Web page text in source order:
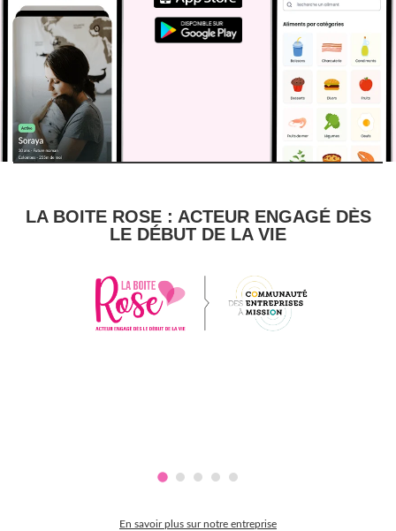
LA BOITE ROSE : ACTEUR ENGAGÉ DÈS
LE DÉBUT DE LA VIE
En savoir plus sur notre entreprise